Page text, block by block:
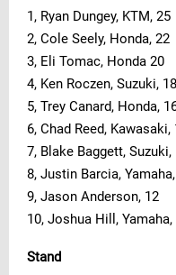
1, Ryan Dungey, KTM, 25
2, Cole Seely, Honda, 22
3, Eli Tomac, Honda 20
4, Ken Roczen, Suzuki, 18
5, Trey Canard, Honda,
6, Chad Reed, Kawasaki,
7, Blake Baggett, Suzuki,
8, Justin Barcia,
9, Jason Anderson, 12
10, Joshua Hill, Yamaha,
Stand